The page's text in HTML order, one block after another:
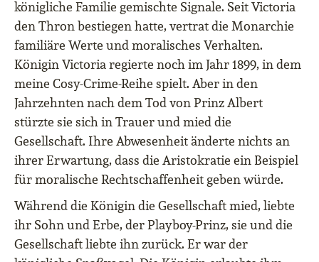
königliche Familie gemischte Signale. Seit Victoria
den Thron bestiegen hatte, vertrat die Monarchie
familiäre Werte und moralisches Verhalten.
Königin Victoria regierte noch im Jahr 1899, in dem
meine Cosy-Crime-Reihe spielt. Aber in den
Jahrzehnten nach dem Tod von Prinz Albert
stürzte sie sich in Trauer und mied die
Gesellschaft. Ihre Abwesenheit änderte nichts an
ihrer Erwartung, dass die Aristokratie ein Beispiel
für moralische Rechtschaffenheit geben würde.
Während die Königin die Gesellschaft mied, liebte
ihr Sohn und Erbe, der Playboy-Prinz, sie und die
Gesellschaft liebte ihn zurück. Er war der